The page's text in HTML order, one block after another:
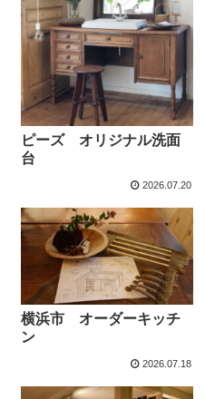
ピーズ オリジナル洗面
台
2026.07.20
横浜市 オーダーキッチ
ン
2026.07.18